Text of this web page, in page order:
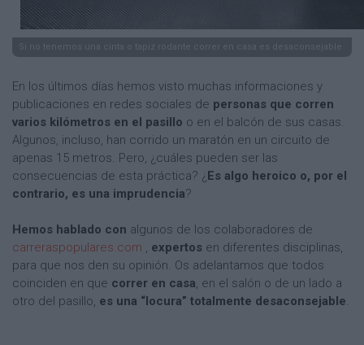
Si no tenemos una cinta o tapiz rodante correr en casa es desaconsejable
En los últimos días hemos visto muchas informaciones y
publicaciones en redes sociales de personas que corren
varios kilómetros en el pasillo o en el balcón de sus casas.
Algunos, incluso, han corrido un maratón en un circuito de
apenas 15 metros. Pero, ¿cuáles pueden ser las
consecuencias de esta práctica? ¿ Es algo heroico o, por el
contrario, es una imprudencia?
Hemos hablado con algunos de los colaboradores de
carreraspopulares.com , expertos en diferentes disciplinas,
para que nos den su opinión. Os adelantamos que todos
coinciden en que correr en casa, en el salón o de un lado a
otro del pasillo, es una “locura” totalmente desaconsejable.